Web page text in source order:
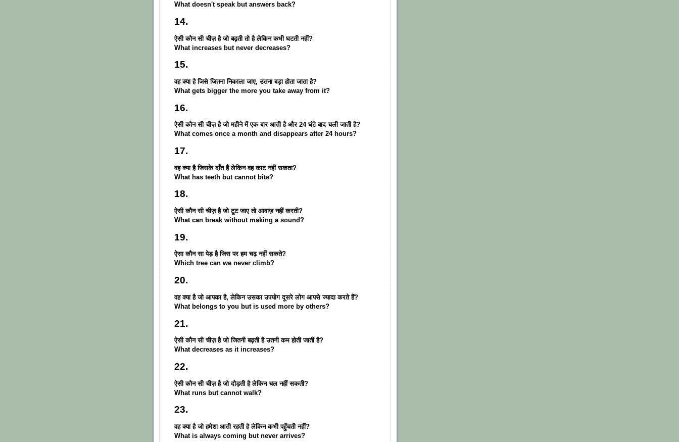
What doesn't speak but answers back?
14.
ऐसी कौन सी चीज़ है जो बढ़ती तो है लेकिन कभी घटती नहीं?
What increases but never decreases?
15.
वह क्या है जिसे जितना निकाला जाए, उतना बड़ा होता जाता है?
What gets bigger the more you take away from it?
16.
ऐसी कौन सी चीज़ है जो महीने में एक बार आती है और 24 घंटे बाद चली जाती है?
What comes once a month and disappears after 24 hours?
17.
वह क्या है जिसके दाँत हैं लेकिन वह काट नहीं सकता?
What has teeth but cannot bite?
18.
ऐसी कौन सी चीज़ है जो टूट जाए तो आवाज़ नहीं करती?
What can break without making a sound?
19.
ऐसा कौन सा पेड़ है जिस पर हम चढ़ नहीं सकते?
Which tree can we never climb?
20.
वह क्या है जो आपका है, लेकिन उसका उपयोग दूसरे लोग आपसे ज्यादा करते हैं?
What belongs to you but is used more by others?
21.
ऐसी कौन सी चीज़ है जो जितनी बढ़ती है उतनी कम होती जाती है?
What decreases as it increases?
22.
ऐसी कौन सी चीज़ है जो दौड़ती है लेकिन चल नहीं सकती?
What runs but cannot walk?
23.
वह क्या है जो हमेशा आती रहती है लेकिन कभी पहुँचती नहीं?
What is always coming but never arrives?